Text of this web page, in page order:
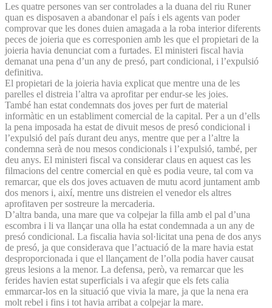
Les quatre persones van ser controlades a la duana del riu Runer
quan es disposaven a abandonar el país i els agents van poder
comprovar que les dones duien amagada a la roba interior diferents
peces de joieria que es corresponien amb les que el propietari de la
joieria havia denunciat com a furtades. El ministeri fiscal havia
demanat una pena d’un any de presó, part condicional, i l’expulsió
definitiva.
El propietari de la joieria havia explicat que mentre una de les
parelles el distreia l’altra va aprofitar per endur-se les joies.
També han estat condemnats dos joves per furt de material
informàtic en un establiment comercial de la capital. Per a un d’ells
la pena imposada ha estat de divuit mesos de presó condicional i
l’expulsió del país durant deu anys, mentre que per a l’altre la
condemna serà de nou mesos condicionals i l’expulsió, també, per
deu anys. El ministeri fiscal va considerar claus en aquest cas les
filmacions del centre comercial en què es podia veure, tal com va
remarcar, que els dos joves actuaven de mutu acord juntament amb
dos menors i, així, mentre uns distreien el venedor els altres
aprofitaven per sostreure la mercaderia.
D’altra banda, una mare que va colpejar la filla amb el pal d’una
escombra i li va llançar una olla ha estat condemnada a un any de
presó condicional. La fiscalia havia sol·licitat una pena de dos anys
de presó, ja que considerava que l’actuació de la mare havia estat
desproporcionada i que el llançament de l’olla podia haver causat
greus lesions a la menor. La defensa, però, va remarcar que les
ferides havien estat superficials i va afegir que els fets calia
emmarcar-los en la situació que vivia la mare, ja que la nena era
molt rebel i fins i tot havia arribat a colpejar la mare.